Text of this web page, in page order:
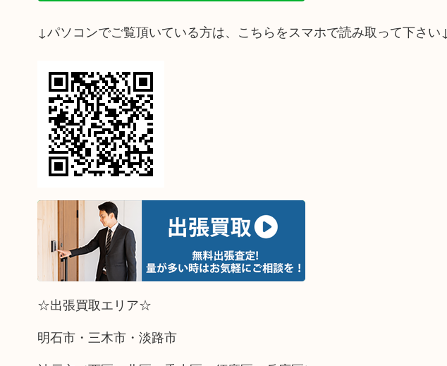
↓パソコンでご覧頂いている方は、こちらをスマホで読み取って下さい↓
☆出張買取エリア☆
明石市・三木市・淡路市